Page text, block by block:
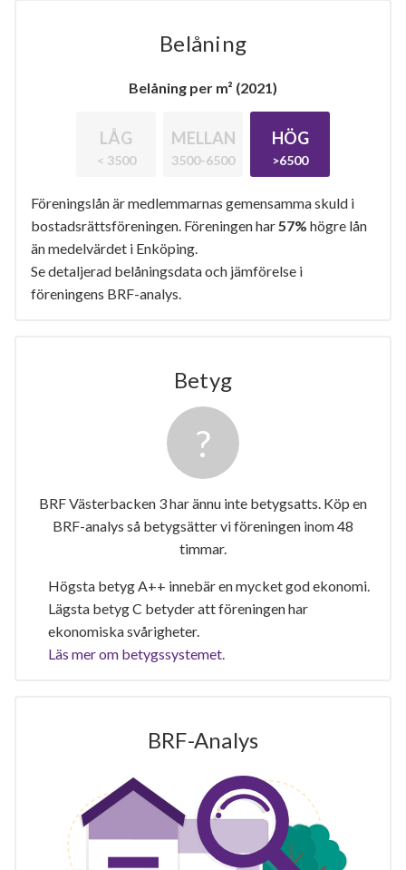
Belåning
Belåning per m² (2021)
LÅG
< 3500
MELLAN
3500-6500
HÖG
>6500
Föreningslån är medlemmarnas gemensamma skuld i
bostadsrättsföreningen. Föreningen har57% högre lån
än medelvärdet i Enköping.
Se detaljerad belåningsdata och jämförelse i
föreningens BRF-analys.
Betyg
BRF Västerbacken 3 har ännu inte betygsatts. Köp en
BRF-analys så betygsätter vi föreningen inom 48
timmar.
Högsta betyg A++ innebär en mycket god ekonomi.
Lägsta betyg C betyder att föreningen har
ekonomiska svårigheter.
Läs mer om betygssystemet.
BRF-Analys